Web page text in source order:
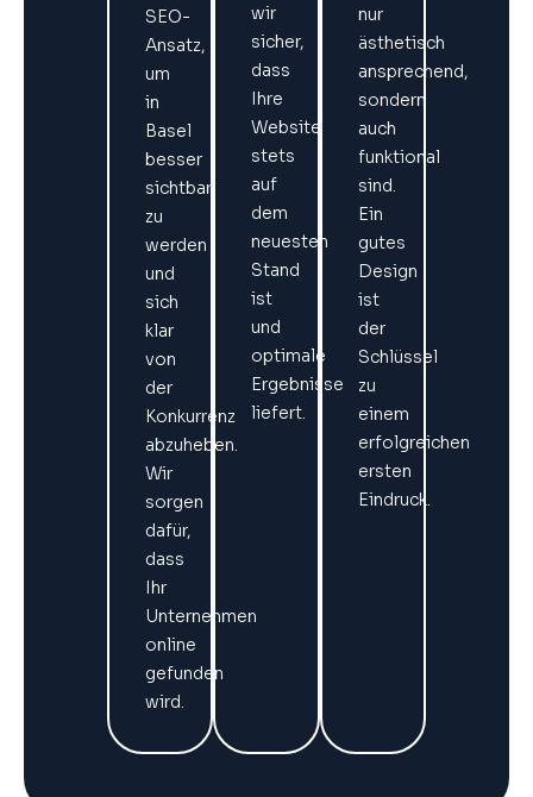
SEO-
Ansatz,
um
in
Basel
besser
sichtbar
zu
werden
und
sich
klar
von
der
Konkurrenz
abzuheben.
Wir
sorgen
dafür,
dass
Ihr
Unternehmen
online
gefunden
wird.
wir
sicher,
dass
Ihre
Website
stets
auf
dem
neuesten
Stand
ist
und
optimale
Ergebnisse
liefert.
nur
ästhetisch
ansprechend,
sondern
auch
funktional
sind.
Ein
gutes
Design
ist
der
Schlüssel
zu
einem
erfolgreichen
ersten
Eindruck.